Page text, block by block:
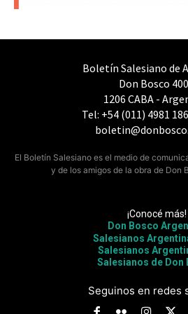
Boletín Salesiano de
Don Bosco
1206 CABA -
Tel: +54 (011) 4981
El Boletín Salesiano es el medio de
y de los amigos de la obra de Don
¡Conocé más!
Don Bosco
Salesianos
Salesianos
Salesianos de Don
Seguinos en redes